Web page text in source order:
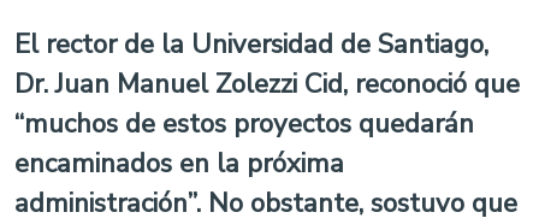
El rector de la Universidad de Santiago,
Dr. Juan Manuel Zolezzi Cid, reconoció que
“muchos de estos proyectos quedarán
encaminados en la próxima
administración”. No obstante, sostuvo que